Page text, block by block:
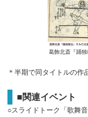
葛飾北斎『踊独
＊半期で同タイトルの作
■関連イベント
○スライドトーク「歌舞